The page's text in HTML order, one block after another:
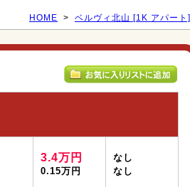
HOME > ベルヴィ北山 [1K アパート]
3.4万円
0.15万円
なし
なし